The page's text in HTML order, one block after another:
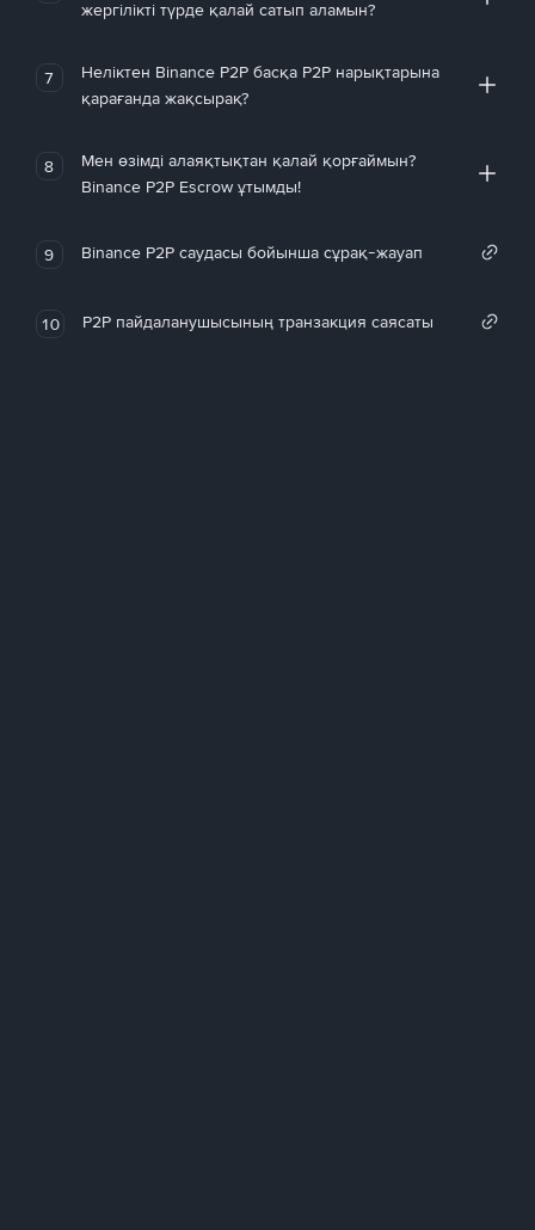
жергілікті түрде қалай сатып аламын?
7
Неліктен Binance P2P басқа P2P нарықтарына
қарағанда жақсырақ?
8
Мен өзімді алаяқтықтан қалай қорғаймын?
Binance P2P Escrow ұтымды!
9 Binance P2P саудасы бойынша сұрақ-жауап
10 P2P пайдаланушысының транзакция саясаты